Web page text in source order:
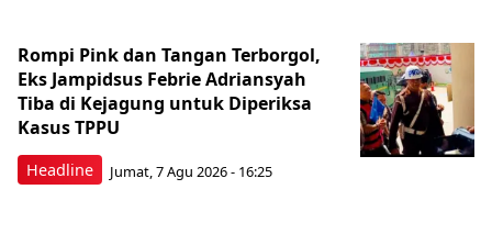
Headline
Rompi Pink dan Tangan Terborgol,
Eks Jampidsus Febrie Adriansyah
Tiba di Kejagung untuk Diperiksa
Kasus TPPU
Jumat, 7 Agu 2026 - 16:25